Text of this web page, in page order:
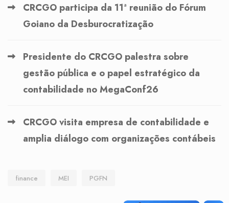
CRCGO participa da 11ª reunião do Fórum
Goiano da Desburocratização
Presidente do CRCGO palestra sobre
gestão pública e o papel estratégico da
contabilidade no MegaConf26
CRCGO visita empresa de contabilidade e
amplia diálogo com organizações contábeis
finance MEI PGFN